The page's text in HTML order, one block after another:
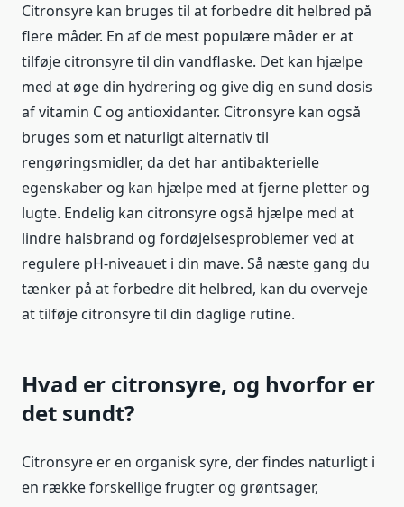
Citronsyre kan bruges til at forbedre dit helbred på
flere måder. En af de mest populære måder er at
tilføje citronsyre til din vandflaske. Det kan hjælpe
med at øge din hydrering og give dig en sund dosis
af vitamin C og antioxidanter. Citronsyre kan også
bruges som et naturligt alternativ til
rengøringsmidler, da det har antibakterielle
egenskaber og kan hjælpe med at fjerne pletter og
lugte. Endelig kan citronsyre også hjælpe med at
lindre halsbrand og fordøjelsesproblemer ved at
regulere pH-niveauet i din mave. Så næste gang du
tænker på at forbedre dit helbred, kan du overveje
at tilføje citronsyre til din daglige rutine.
Hvad er citronsyre, og hvorfor er
det sundt?
Citronsyre er en organisk syre, der findes naturligt i
en række forskellige frugter og grøntsager,